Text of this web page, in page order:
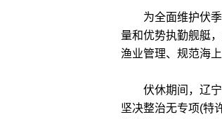
为全面维护伏季
量和优势执勤舰艇
渔业管理、规范海
伏休期间，辽宁
坚决整治无专项(特